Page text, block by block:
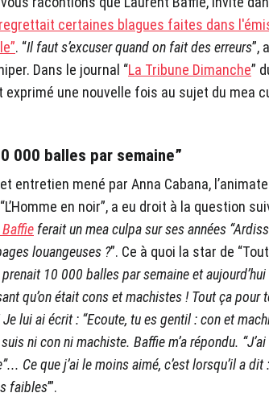
regrettait certaines blagues faites dans
. “Il faut s’excuser quand on fait des erreurs”,
Dans le journal “La Tribune Dimanche”
exprimé une nouvelle fois au sujet du mea
000 balles par semaine”
entretien mené par Anna Cabana,
en noir”, a eu droit à la question
ferait un mea culpa sur ses années
louangeuses ?”. Ce à quoi la star de
prenait 10 000 balles par semaine et
qu’on était cons et machistes ! Tout ça pour
lui ai écrit : “Ecoute, tu es gentil : con et
ni con ni machiste. Baffie m’a répondu.
Ce que j’ai le moins aimé, c’est lorsqu’il a dit
faibles’”.